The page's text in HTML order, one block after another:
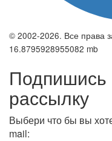
© 2002-2026. Все права
16.8795928955082 mb
Подпишись
рассылку
Выбери что бы вы
mail: